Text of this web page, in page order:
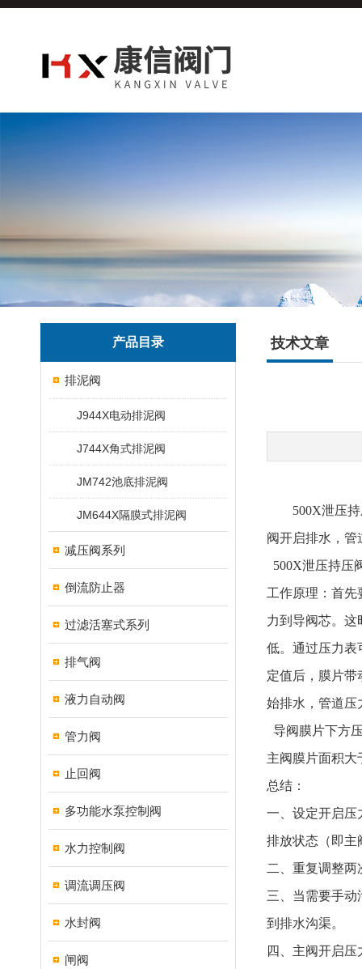
产品目录
排泥阀
J944X电动排泥阀
J744X角式排泥阀
JM742池底排泥阀
JM644X隔膜式排泥阀
减压阀系列
倒流防止器
过滤活塞式系列
排气阀
液力自动阀
管力阀
止回阀
多功能水泵控制阀
水力控制阀
调流调压阀
水封阀
闸阀
技术文章
500X泄压
阀开启排水，
500X泄压持压
工作原理：首
力到导阀芯。
低。通过压力表
定值后，膜片
始排水，管道压
导阀膜片下方
主阀膜片面积
总结：
一、 设定开启压
排放状态（即主
二、 重复调整两
三、 当需要手动
到排水沟渠。
四、 主阀开启压